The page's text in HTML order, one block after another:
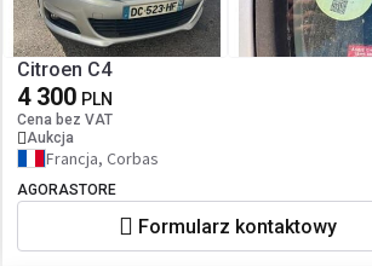
Citroen C4
4 300 PLN
Cena bez VAT
Aukcja
Francja, Corbas
AGORASTORE
Formularz kontaktowy